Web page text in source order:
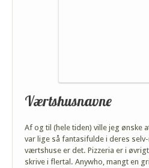
Værtshusnavne
Af og til (hele tiden) ville jeg ønske
var lige så fantasifulde i deres
værtshuse er det. Pizzeria er i
skrive i flertal. Anywho, mangt en